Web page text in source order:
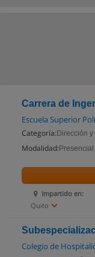
Carrera de
Escuela Superior
Categoría: Dirección
Modalidad: Presencial
Impartido en:
Quito
Colegio de